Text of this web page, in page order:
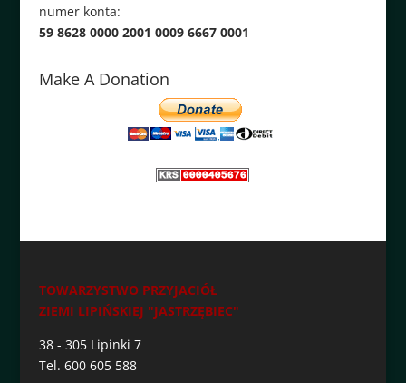
numer konta:
59 8628 0000 2001 0009 6667 0001
Make A Donation
TOWARZYSTWO PRZYJACIÓŁ
ZIEMI LIPIŃSKIEJ "JASTRZĘBIEC"
38 - 305 Lipinki 7
Tel. 600 605 588